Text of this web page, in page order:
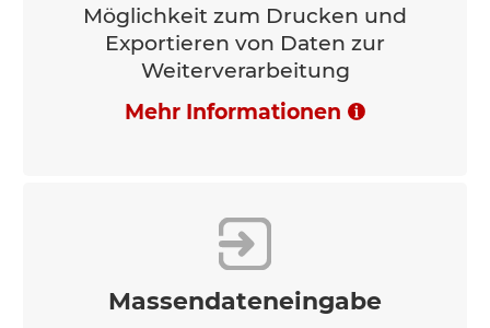
Möglichkeit zum Drucken und
Exportieren von Daten zur
Weiterverarbeitung
Mehr Informationen
Massendateneingabe